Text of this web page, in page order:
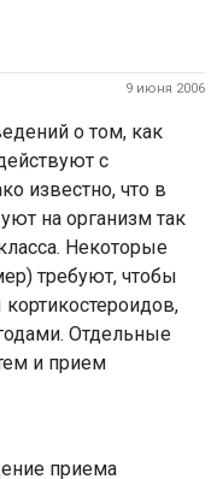
9 июня 2006
о том, как
с
известно, что в
на организм так
Некоторые
требуют, чтобы
Отдельные
и прием
приема